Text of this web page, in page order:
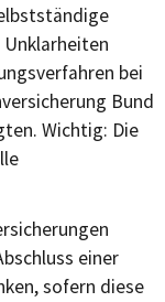
bei
Bund
Wichtig: Die
einer
sofern diese